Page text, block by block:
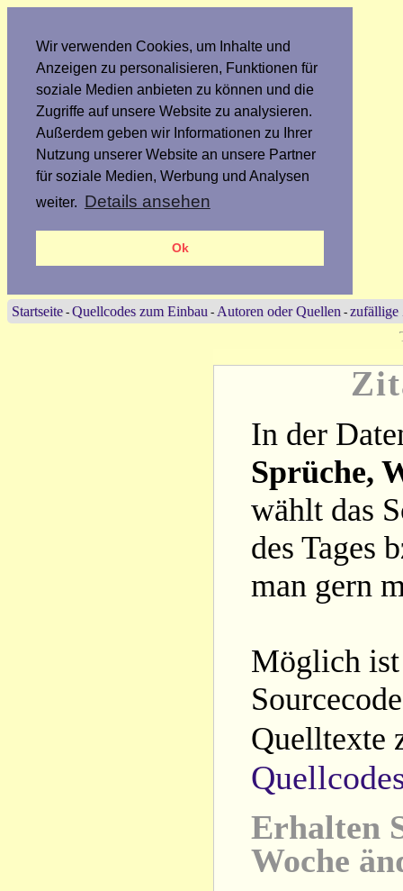
Wir verwenden Cookies, um Inhalte und
Anzeigen zu personalisieren, Funktionen für
soziale Medien anbieten zu können und die
Zugriffe auf unsere Website zu analysieren.
Außerdem geben wir Informationen zu Ihrer
Nutzung unserer Website an unsere Partner
für soziale Medien, Werbung und Analysen
weiter. Details ansehen
Ok
Startseite - Quellcodes zum Einbau - Autoren oder Quellen - zufällige
In der
Sprüche,
wählt das
des Tages
man gern
Möglich ist
Quelltexte
Erhalten
Woche